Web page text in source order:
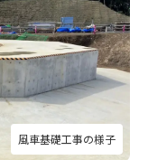
両立する最適解を
取り組みは、2023
業落札や蓄電池
年までに
る原動力となって
風車基礎工事の様子